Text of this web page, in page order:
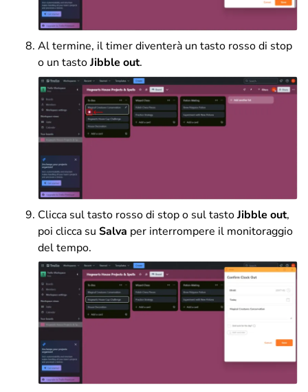
Al termine, il timer diventerà un tasto rosso di stop
o un tastoJibble out.
Clicca sul tasto rosso di stop o sul tastoJibble out,
poi clicca su Salva per interrompere il monitoraggio
del tempo.